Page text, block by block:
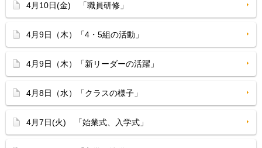
4月10日(金) 「職員研修」
4月9日（木）「4・5組の活動」
4月9日（木）「新リーダーの活躍」
4月8日（水）「クラスの様子」
4月7日(火) 「始業式、入学式」